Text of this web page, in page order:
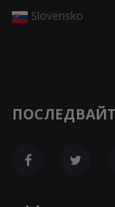
Slovensko